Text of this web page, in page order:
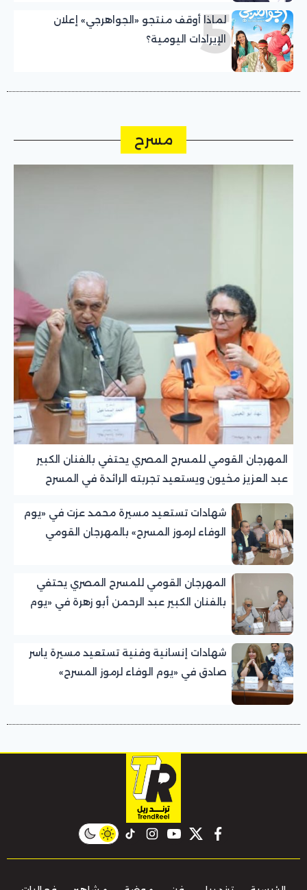
5
لماذا أوقف منتجو «الجواهرجي» إعلان
الإيرادات اليومية؟
مسرح
المهرجان القومي للمسرح المصري يحتفي بالفنان الكبير
عبد العزيز مخيون ويستعيد تجربته الرائدة في المسرح
شهادات تستعيد مسيرة محمد عزت في «يوم
الوفاء لرموز المسرح» بالمهرجان القومي
المهرجان القومي للمسرح المصري يحتفي
بالفنان الكبير عبد الرحمن أبو زهرة في «يوم
شهادات إنسانية وفنية تستعيد مسيرة ياسر
صادق في «يوم الوفاء لرموز المسرح»
facebook
twitter
youtube
instagram
tiktok